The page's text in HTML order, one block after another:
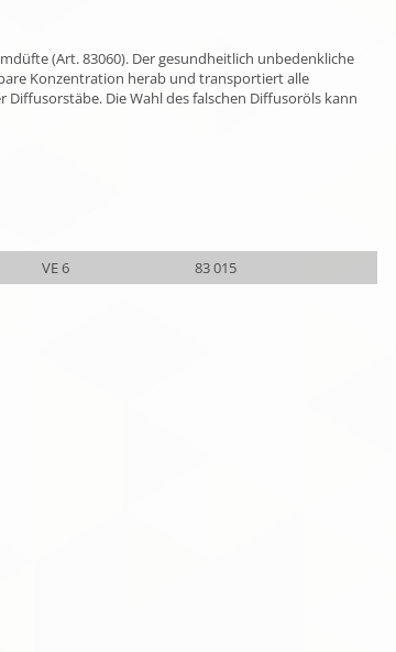
(Art. 83060). Der gesundheitlich unbedenkliche
Konzentration herab und transportiert alle
Die Wahl des falschen Diffusoröls kann
VE 6 83 015